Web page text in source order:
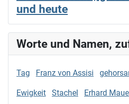
und heute
Worte und Namen,
Tag Franz von Assisi
Ewigkeit Stachel Erhard